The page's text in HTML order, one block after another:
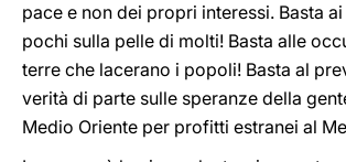
pace e non dei propri interessi. Basta
pochi sulla pelle di molti! Basta alle
terre che lacerano i popoli! Basta al
verità di parte sulle speranze della
Medio Oriente per profitti estranei al